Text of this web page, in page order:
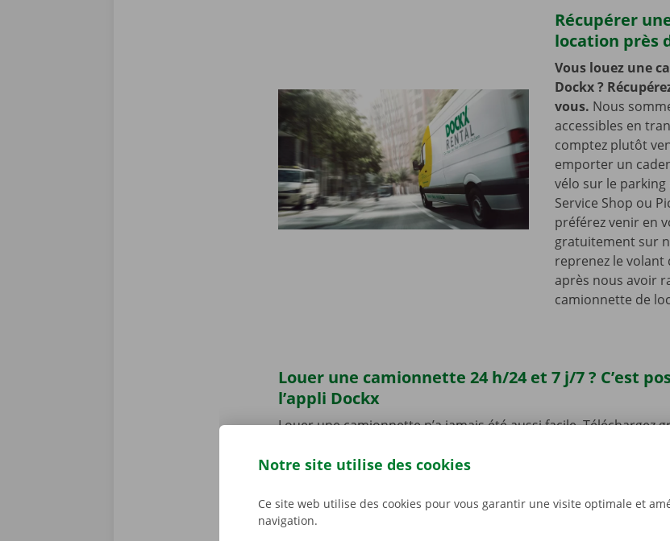
Récupérer
location près
Vous louez une
Dockx ?
vous. Nous
accessibles en
comptez plutôt
emporter un
vélo sur le
Service Shop ou
préférez venir en
gratuitement sur
reprenez le volant
après nous avoir
camionnette de
Louer une camionnette 24 h/24 et 7 j/7 ? C’est
l’appli Dockx
Louer une camionnette n’a jamais été aussi facile. Téléchargez
votre smartphone. Choisissez rapidement et facilement le
le Pick-up Point ou Dockx Service Shop de votre choix.
Notre site utilise des cookies
Ce site web utilise des cookies pour vous garantir une visite optimale et
navigation.